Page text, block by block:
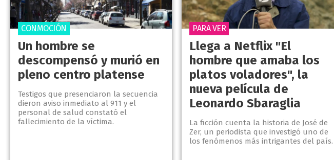
Un hombre se
descompensó y murió en
pleno centro platense
Testigos que presenciaron la secuencia
dieron aviso inmediato al 911 y el
personal de salud constató el
fallecimiento de la víctima.
CONMOCIÓN
Llega a Netflix "El
hombre que amaba los
platos voladores", la
nueva película de
Leonardo Sbaraglia
La ficción cuenta la historia de José de
Zer, un periodista que investigó uno de
los fenómenos más intrigantes del país.
PARA VER